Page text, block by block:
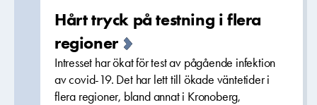
Hårt tryck på testning i flera
regioner
Intresset har ökat för test av pågående infektion
av covid-19. Det har lett till ökade väntetider i
flera regioner, bland annat i Kronoberg,